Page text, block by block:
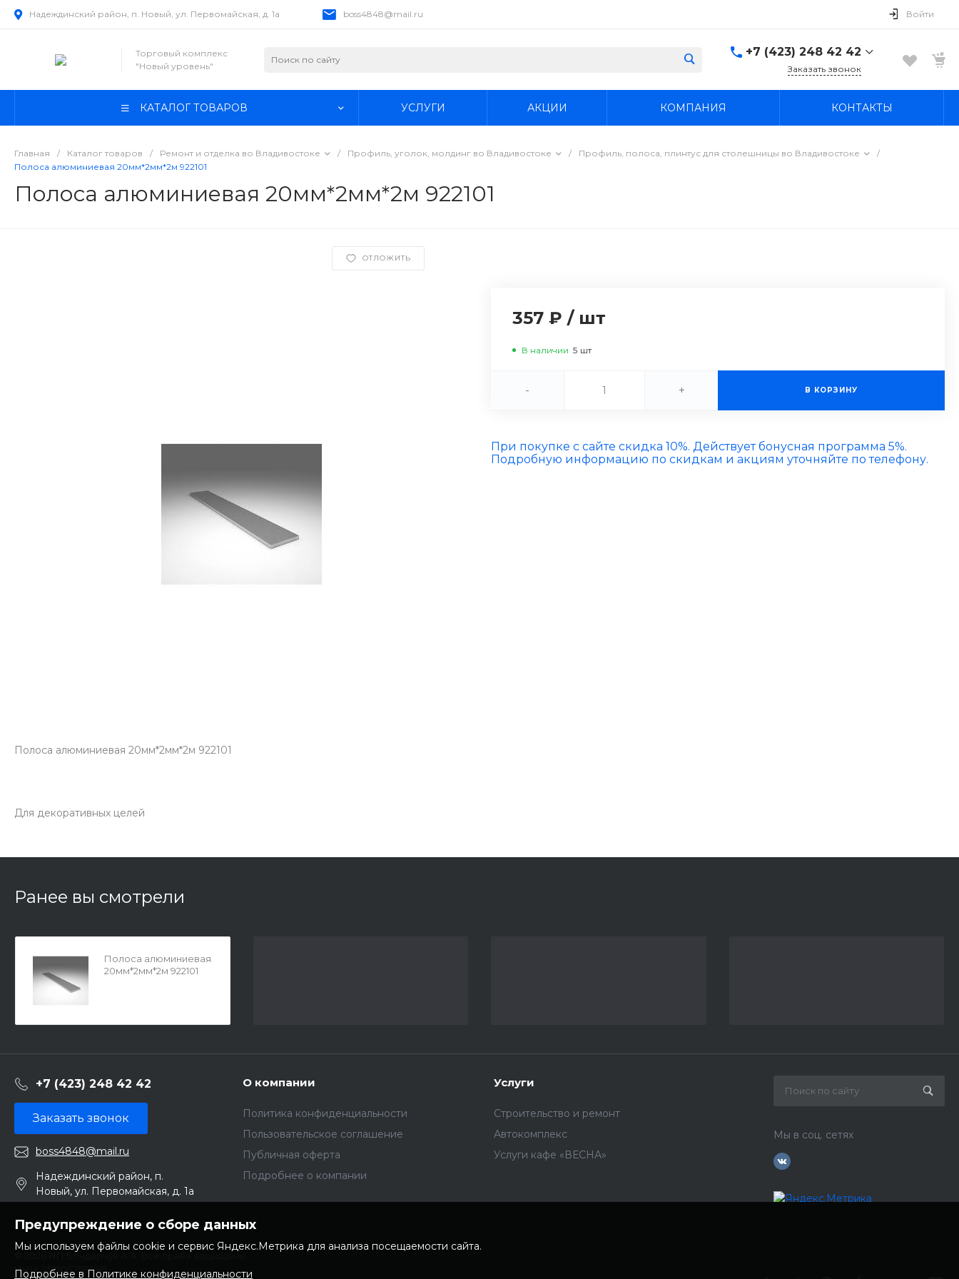
Надеждинский район, п. Новый, ул. Первомайская, д. 1а boss4848@mail.ru Войти
Торговый комплекс
"Новый уровень"
+7 (423) 248 42 42
Надеждинский район, п.
boss4848@mail.ru
Заказать звонок
КАТАЛОГ ТОВАРОВ УСЛУГИ АКЦИИ КОМПАНИЯ КОНТАКТЫ
Главная / Каталог товаров / Ремонт и отделка во Владивостоке / Профиль, уголок, молдинг во Владивостоке / Профиль, полоса, плинтус для столешницы во Владивостоке
/
Полоса алюминиевая 20мм*2мм*2м 922101
Полоса алюминиевая 20мм*2мм*2м 922101
ОТЛОЖИТЬ
Полоса алюминиевая 20мм*2мм*2м 922101
357 ₽ / шт
В наличии 5 шт
- + В КОРЗИНУ
При покупке с сайте скидка 10%. Действует бонусная программа 5%.
Подробную информацию по скидкам и акциям уточняйте по телефону.
Для декоративных целей
Ранее вы смотрели
Полоса алюминиевая
20мм*2мм*2м 922101
+7 (423) 248 42 42
Заказать звонок
boss4848@mail.ru
Надеждинский район, п.
Новый, ул. Первомайская, д. 1а
О компании
Политика конфиденциальности
Пользовательское соглашение
Публичная оферта
Подробнее о компании
Услуги
Строительство и ремонт
Автокомплекс
Услуги кафе «ВЕСНА»
Мы в соц. сетях
© 2026 ИП Бондарчук А.А. Все права защищены.
ИНН: 252100758085
Предупреждение о сборе данных
Мы используем файлы cookie и сервис Яндекс.Метрика для анализа посещаемости сайта.
Подробнее в Политике конфиденциальности